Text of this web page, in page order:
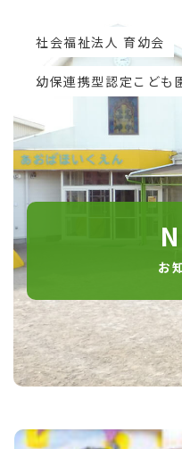
社会福祉法人 育幼会
幼保連携型認定こども
お